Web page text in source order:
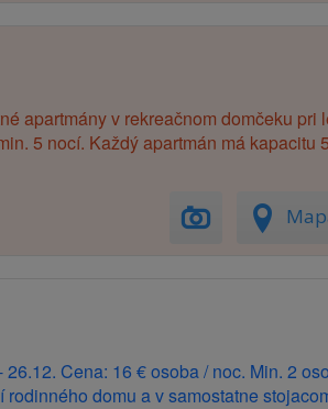
apartmány v rekreačnom domčeku pri
5 nocí. Každý apartmán má kapacitu
Cena: 16 € osoba / noc. Min. 2
domu a v samostatne